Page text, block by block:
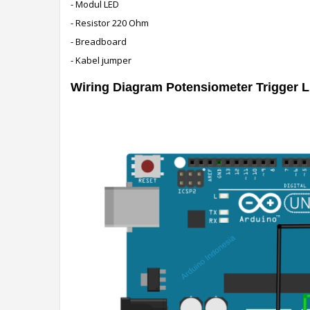
- Modul LED
- Resistor 220 Ohm
- Breadboard
- Kabel jumper
Wiring Diagram Potensiometer Trigger